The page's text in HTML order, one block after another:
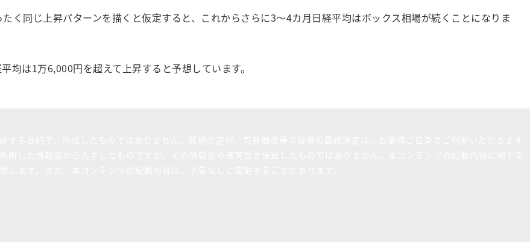
く同じ上昇パターンを描くと仮定すると、これからさらに3～4カ月日経平均はボックス相場が続くことになりま
は1万6,000円を超えて上昇すると予想しています。